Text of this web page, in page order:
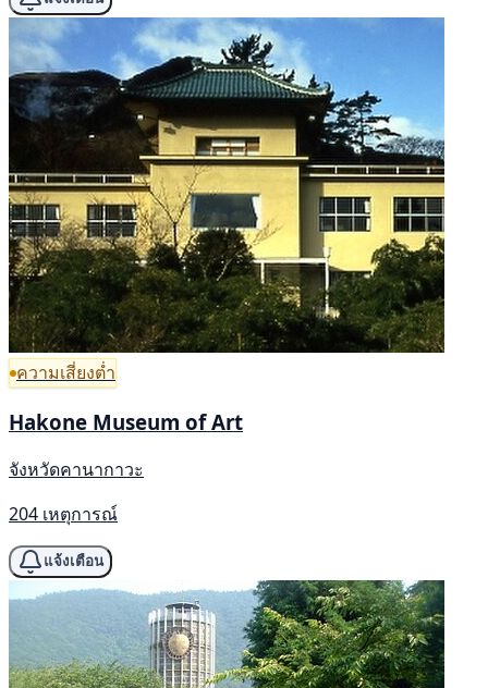
ความเสี่ยงต่ำ
Hakone Museum of Art
จังหวัดคานากาวะ
204 เหตุการณ์
แจ้งเตือน